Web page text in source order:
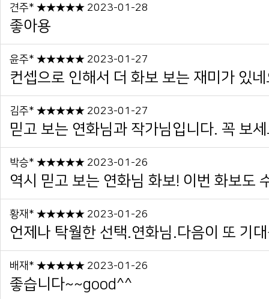
견주* ★★★★★ 2023-01-28
좋아용
윤주* ★★★★★ 2023-01-27
컨셉으로 인해서 더 화보 보는 재미가 있
김주* ★★★★★ 2023-01-27
믿고 보는 연화님과 작가님입니다. 꼭 보
박승* ★★★★★ 2023-01-26
역시 믿고 보는 연화님 화보! 이번 화보도
황재* ★★★★★ 2023-01-26
언제나 탁월한 선택.연화님.다음이 또 기
배재* ★★★★★ 2023-01-26
좋습니다~~good^^